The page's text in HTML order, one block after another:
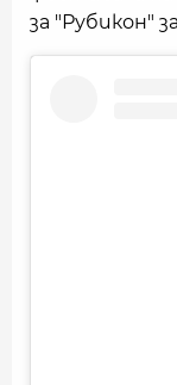
за "Рубикон"